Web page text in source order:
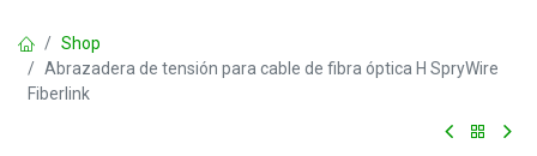
Shop
Abrazadera de tensión para cable de fibra óptica H SpryWire
Fiberlink